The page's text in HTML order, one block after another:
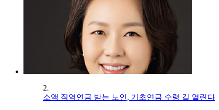
2.
소액 직역연금 받는 노인, 기초연금 수령 길 열린다